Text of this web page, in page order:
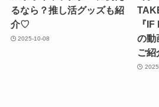
るなら？推し活グッズも紹
介♡
2025-10-08
『
の動
ご